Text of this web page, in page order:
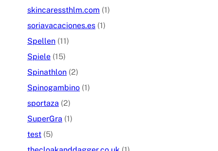
skincaressthlm.com (1)
soriavacaciones.es (1)
Spellen (11)
Spiele (15)
Spinathlon (2)
Spinogambino (1)
sportaza (2)
SuperGra (1)
test (5)